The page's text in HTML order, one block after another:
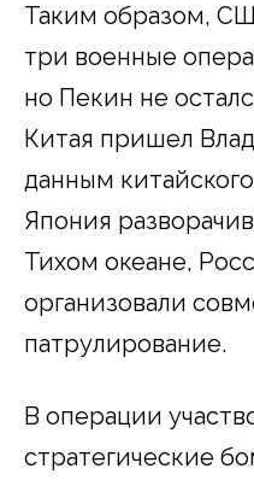
Таким образом,
три военные
но Пекин не
Китая пришел
данным
Япония
Тихом океане,
организовали
патрулирование.
В операции
стратегические